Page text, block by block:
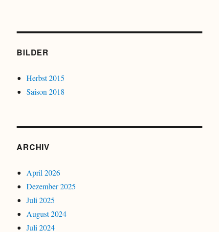
BILDER
Herbst 2015
Saison 2018
ARCHIV
April 2026
Dezember 2025
Juli 2025
August 2024
Juli 2024